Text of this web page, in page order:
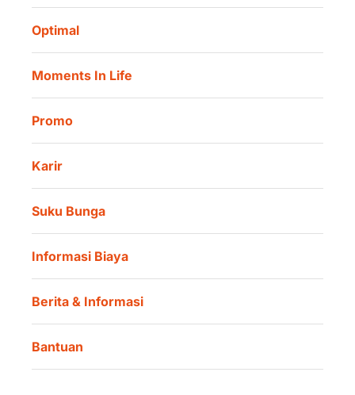
Danamon Digital Onboarding
Danamon QR Merchant
Optimal
Moments In Life
Promo
Karir
Suku Bunga
Informasi Biaya
Berita & Informasi
Bantuan